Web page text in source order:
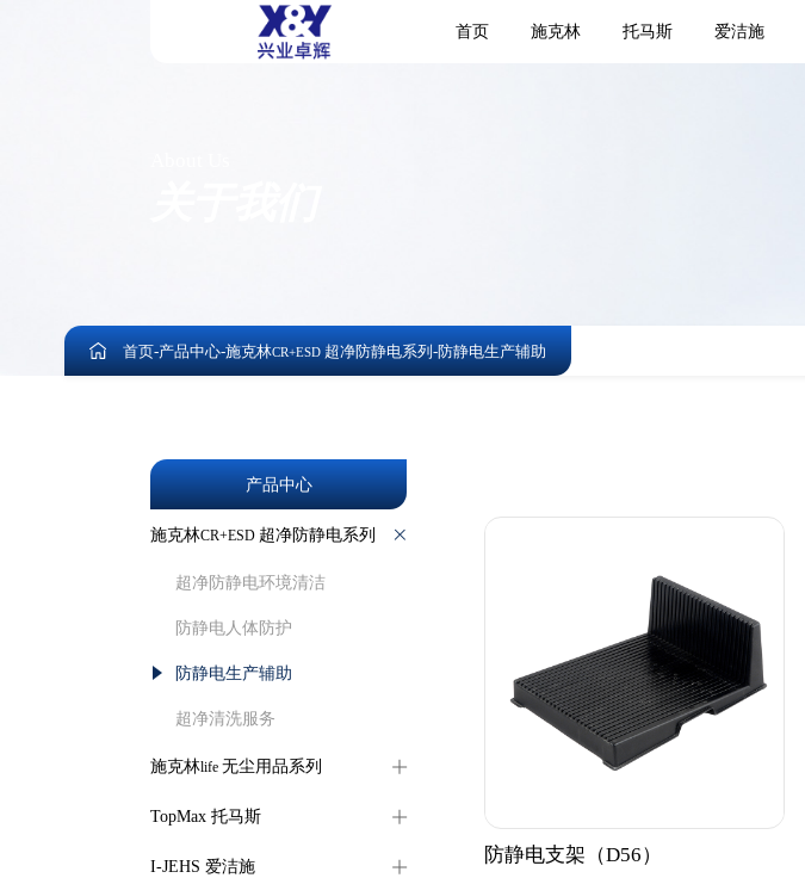
首页 施克林 托马斯 爱洁施
首页-产品中心-施克林CR+ESD 超净防静电系列-防静电生产辅助
产品中心
施克林CR+ESD 超净防静电系列
超净防静电环境清洁
防静电人体防护
防静电生产辅助
超净清洗服务
施克林 life 无尘用品系列
TopMax 托马斯
I-JEHS 爱洁施
防静电支架（D56）